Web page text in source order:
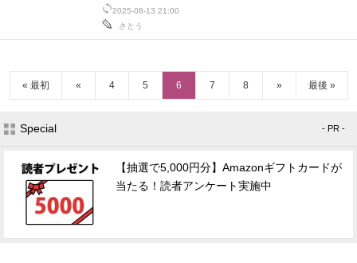
2025-08-13 21:00
さとう
« 最初 « 4 5 6 7 8 » 最後 »
Special - PR -
【抽選で5,000円分】Amazonギフトカードが
当たる！読者アンケート実施中